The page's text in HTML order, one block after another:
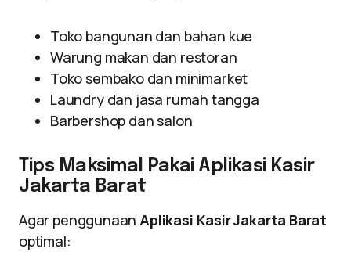
Toko bangunan dan bahan kue
Warung makan dan restoran
Toko sembako dan minimarket
Laundry dan jasa rumah tangga
Barbershop dan salon
Tips Maksimal Pakai Aplikasi Kasir
Jakarta Barat
Agar penggunaanAplikasi Kasir Jakarta Barat
optimal: